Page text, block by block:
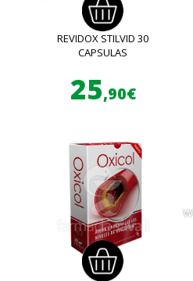
REVIDOX STILVID 30
CAPSULAS
25,90€